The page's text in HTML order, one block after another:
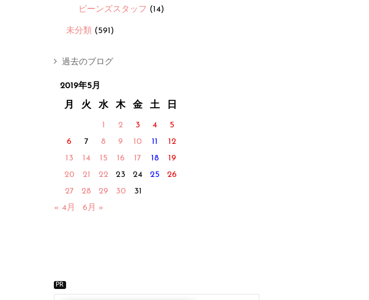
ビーンズスタッフ (14)
未分類 (591)
過去のブログ
2019年5月
月 火 水 木 金 土 日
1 2 3 4
5
6
7 8 9 10 11
12
13
14 15 16 17 18
19
20
21 22 23 24 25
26
27
28 29 30
31
« 4月
6月 »
PR